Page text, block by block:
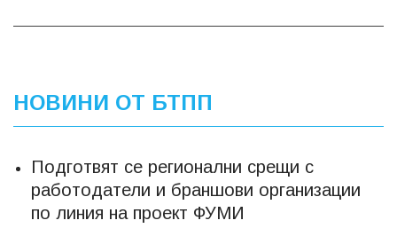
НОВИНИ ОТ БТПП
Подготвят се регионални срещи с
работодатели и браншови организации
по линия на проект ФУМИ